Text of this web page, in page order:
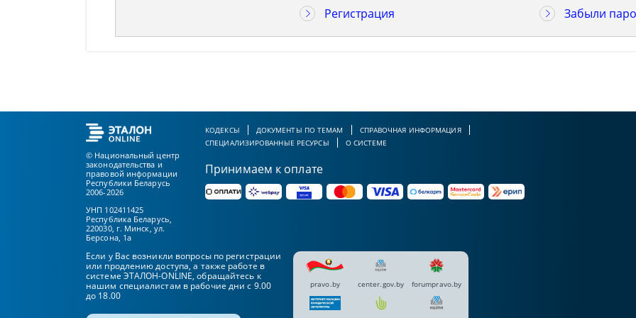
Регистрация Забыли
© Национальный центр
законодательства и
правовой информации
Республики Беларусь
2006-2026
УНП 102411425
Республика Беларусь,
220030, г. Минск, ул.
Берсона, 1а
КОДЕКСЫ ДОКУМЕНТЫ ПО ТЕМАМ
СПРАВОЧНАЯ ИНФОРМАЦИЯ
СПЕЦИАЛИЗИРОВАННЫЕ РЕСУРСЫ
О СИСТЕМЕ
Принимаем к оплате
Если у Вас возникли вопросы по регистрации
или продлению доступа, а также работе в
системе ЭТАЛОН-ONLINE, обращайтесь к
нашим специалистам в рабочие дни с 9.00
до 18.00
pravo.by center.gov.by forumpravo.by